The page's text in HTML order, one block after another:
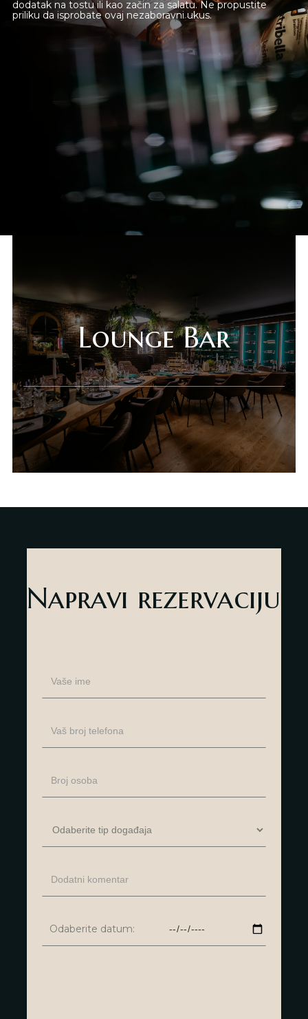
Deli Market
Lounge Bar
Kontakt
dodatak na tostu ili kao začin za salatu. Ne propustite
priliku da isprobate ovaj nezaboravni ukus.
Lounge Bar
Napravi rezervaciju
Odaberite datum: